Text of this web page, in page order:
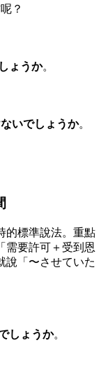
？
ょうか。
いでしょうか。
的標準說法。重點
需要許可＋受到恩
說「〜させていた
しょうか。